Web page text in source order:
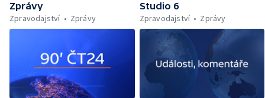
Zprávy
Zpravodajství
Zprávy
Studio 6
Zpravodajství
Zprávy